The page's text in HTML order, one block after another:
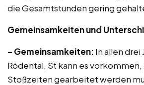
die Gesamtstunden gering
Gemeinsamkeiten und
– Gemeinsamkeiten: In allen drei
Rödental, St kann es vorkommen,
Stoßzeiten gearbeitet werden